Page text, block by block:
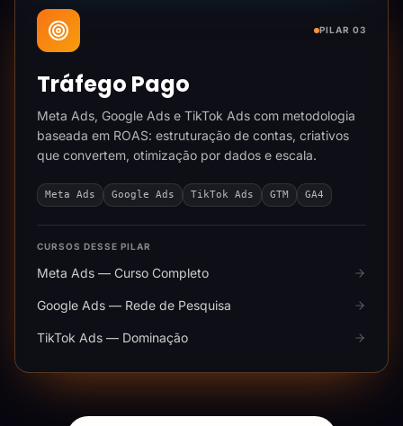
PILAR 03
Tráfego Pago
Meta Ads, Google Ads e TikTok Ads com metodologia
baseada em ROAS: estruturação de contas, criativos
que convertem, otimização por dados e escala.
Meta Ads Google Ads TikTok Ads GTM GA4
CURSOS DESSE PILAR
Meta Ads — Curso Completo
Google Ads — Rede de Pesquisa
TikTok Ads — Dominação